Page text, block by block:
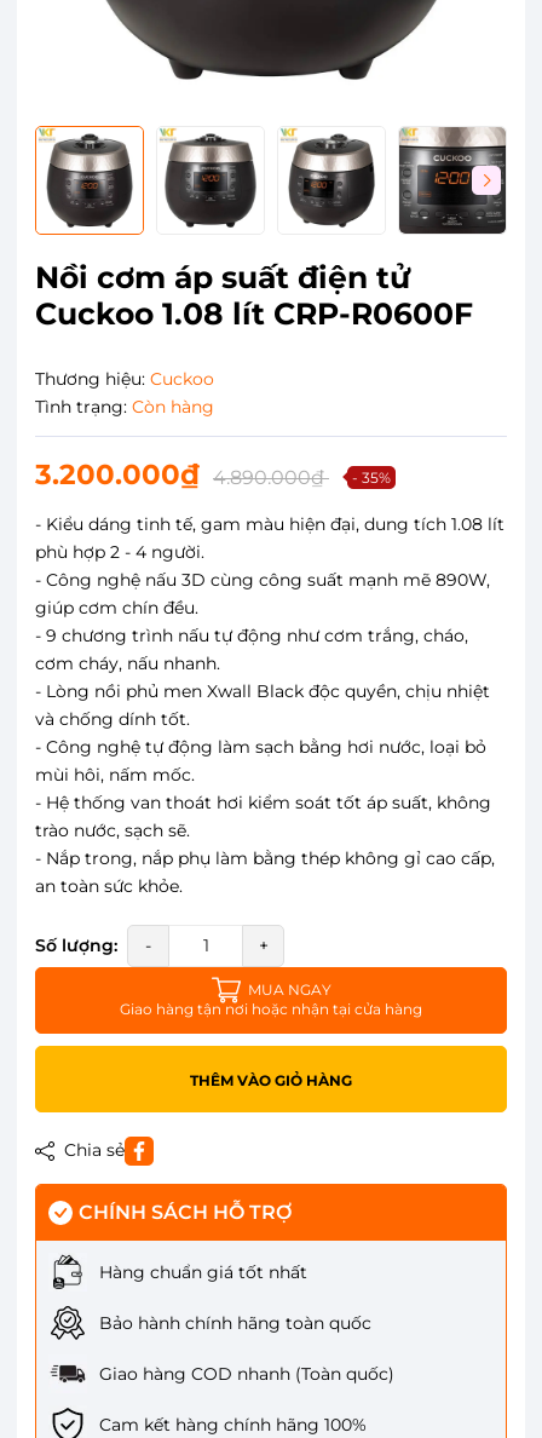
Nồi cơm áp suất điện tử
Cuckoo 1.08 lít CRP-R0600F
Thương hiệu: Cuckoo
Tình trạng: Còn hàng
3.200.000₫ 4.890.000₫ - 35%
- Kiểu dáng tinh tế, gam màu hiện đại, dung tích 1.08 lít
phù hợp 2 - 4 người.
- Công nghệ nấu 3D cùng công suất mạnh mẽ 890W,
giúp cơm chín đều.
- 9 chương trình nấu tự động như cơm trắng, cháo,
cơm cháy, nấu nhanh.
- Lòng nồi phủ men Xwall Black độc quyền, chịu nhiệt
và chống dính tốt.
- Công nghệ tự động làm sạch bằng hơi nước, loại bỏ
mùi hôi, nấm mốc.
- Hệ thống van thoát hơi kiểm soát tốt áp suất, không
trào nước, sạch sẽ.
- Nắp trong, nắp phụ làm bằng thép không gỉ cao cấp,
an toàn sức khỏe.
Số lượng: - +
MUA NGAY
Giao hàng tận nơi hoặc nhận tại cửa hàng
THÊM VÀO GIỎ HÀNG
Chia sẻ
CHÍNH SÁCH HỖ TRỢ
Hàng chuẩn giá tốt nhất
Bảo hành chính hãng toàn quốc
Giao hàng COD nhanh (Toàn quốc)
Cam kết hàng chính hãng 100%